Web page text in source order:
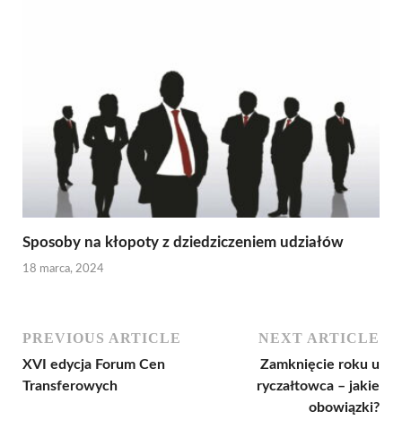
Sposoby na kłopoty z dziedziczeniem udziałów
18 marca, 2024
PREVIOUS ARTICLE
XVI edycja Forum Cen
Transferowych
NEXT ARTICLE
Zamknięcie roku u
ryczałtowca – jakie
obowiązki?